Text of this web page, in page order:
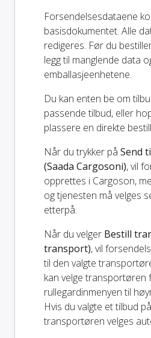
Forsendelsesdataene
basisdokumentet. Alle
redigeres. Før du
legg til manglende data
emballasjeenhetene.
Du kan enten be om
passende tilbud, eller
plassere en direkte
Når du trykker på Send
(Saada Cargosoni), vil
opprettes i Cargoson,
og tjenesten må velges
etterpå.
Når du velger Bestill
transport), vil
til den valgte
kan velge transportøren
rullegardinmenyen til
Hvis du valgte et tilbud
transportøren velges